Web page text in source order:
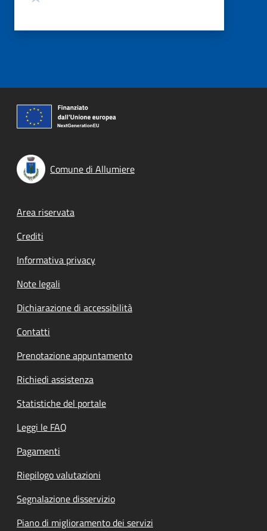
Comune di Allumiere
Footer menu
Area riservata
Crediti
Informativa privacy
Note legali
Dichiarazione di accessibilità
Contatti
Prenotazione appuntamento
Richiedi assistenza
Statistiche del portale
Leggi le FAQ
Pagamenti
Riepilogo valutazioni
Segnalazione disservizio
Piano di miglioramento dei servizi